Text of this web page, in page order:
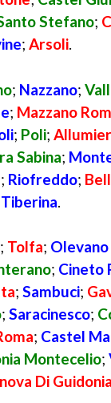
Stefano;
; Arsoli.
; Nazzano;
; Mazzano
; Poli;
Sabina;
; Riofreddo;
; Tolfa;
; Cineto
; Sambuci;
; Saracinesco;
; Castel
Montecelio;
Di Guidonia